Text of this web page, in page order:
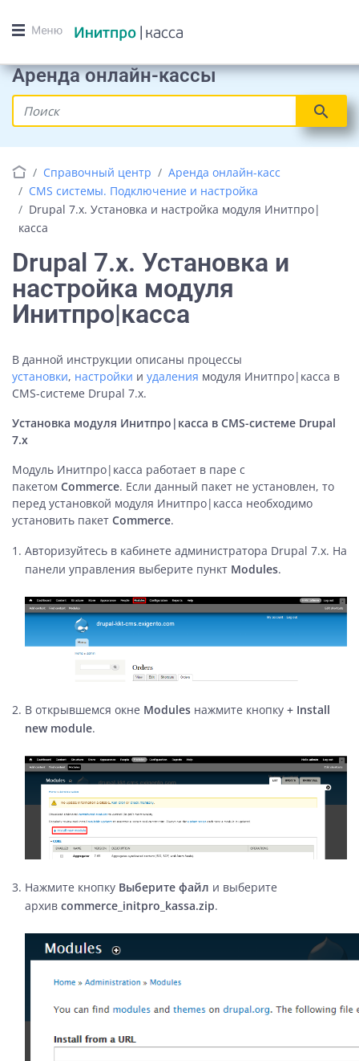
search
Аренда онлайн-кассы
Справочный центр
Аренда онлайн-касс
CMS системы. Подключение и настройка
Drupal 7.x. Установка и настройка модуля Инитпро|
касса
Drupal 7.x. Установка и
настройка модуля
Инитпро|касса
В данной инструкции описаны процессы
установки, настройки и удаления модуля Инитпро|касса в
CMS-системе Drupal 7.x.
Установка модуля Инитпро|касса в CMS-системе Drupal
7.x
Модуль Инитпро|касса работает в паре с
пакетом Commerce. Если данный пакет не установлен, то
перед установкой модуля Инитпро|касса необходимо
установить пакет Commerce.
Авторизуйтесь в кабинете администратора Drupal 7.x. На
панели управления выберите пункт Modules.
В открывшемся окне Modules нажмите кнопку + Install
new module.
Нажмите кнопку Выберите файл и выберите
архив commerce_initpro_kassa.zip.